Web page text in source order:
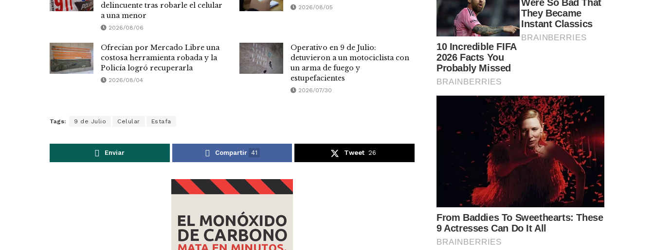
delincuente tras robarle el celular
a una menor
2026/08/06
2026/08/05
Ofrecían por Mercado Libre una
costosa herramienta robada y la
Policía logró recuperarla
2026/08/04
Operativo en 9 de Julio:
detuvieron a un motociclista con
un arma de fuego y
estupefacientes
2026/07/30
Tags: 9 de Julio Celular Estafa
Enviar Compartir 41 Tweet 26